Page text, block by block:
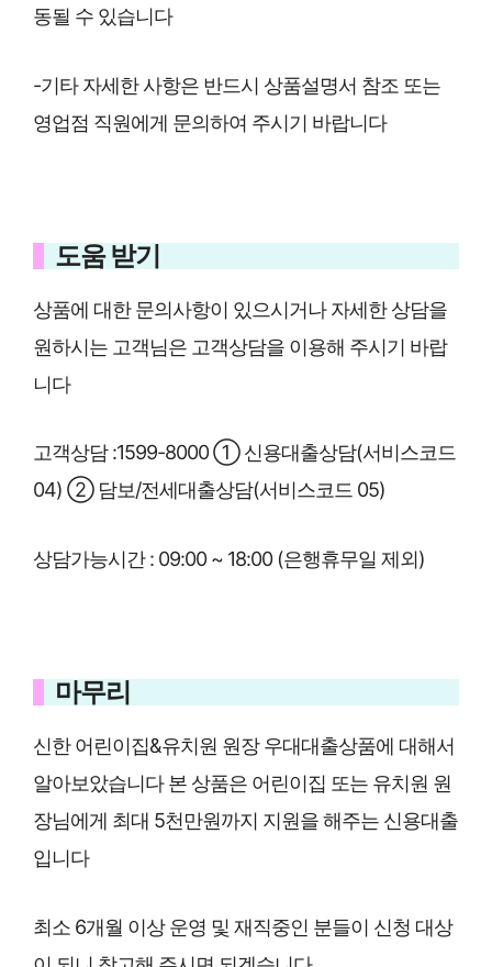
동될 수 있습니다
-기타 자세한 사항은 반드시 상품설명서 참조 또는
영업점 직원에게 문의하여 주시기 바랍니다
도움 받기
상품에 대한 문의사항이 있으시거나 자세한 상담을
원하시는 고객님은 고객상담을 이용해 주시기 바랍
니다
고객상담 :1599-8000 ① 신용대출상담(서비스코드
04) ② 담보/전세대출상담(서비스코드 05)
상담가능시간 : 09:00 ~ 18:00 (은행휴무일 제외)
마무리
신한 어린이집&유치원 원장 우대대출상품에 대해서
알아보았습니다 본 상품은 어린이집 또는 유치원 원
장님에게 최대 5천만원까지 지원을 해주는 신용대출
입니다
최소 6개월 이상 운영 및 재직중인 분들이 신청 대상